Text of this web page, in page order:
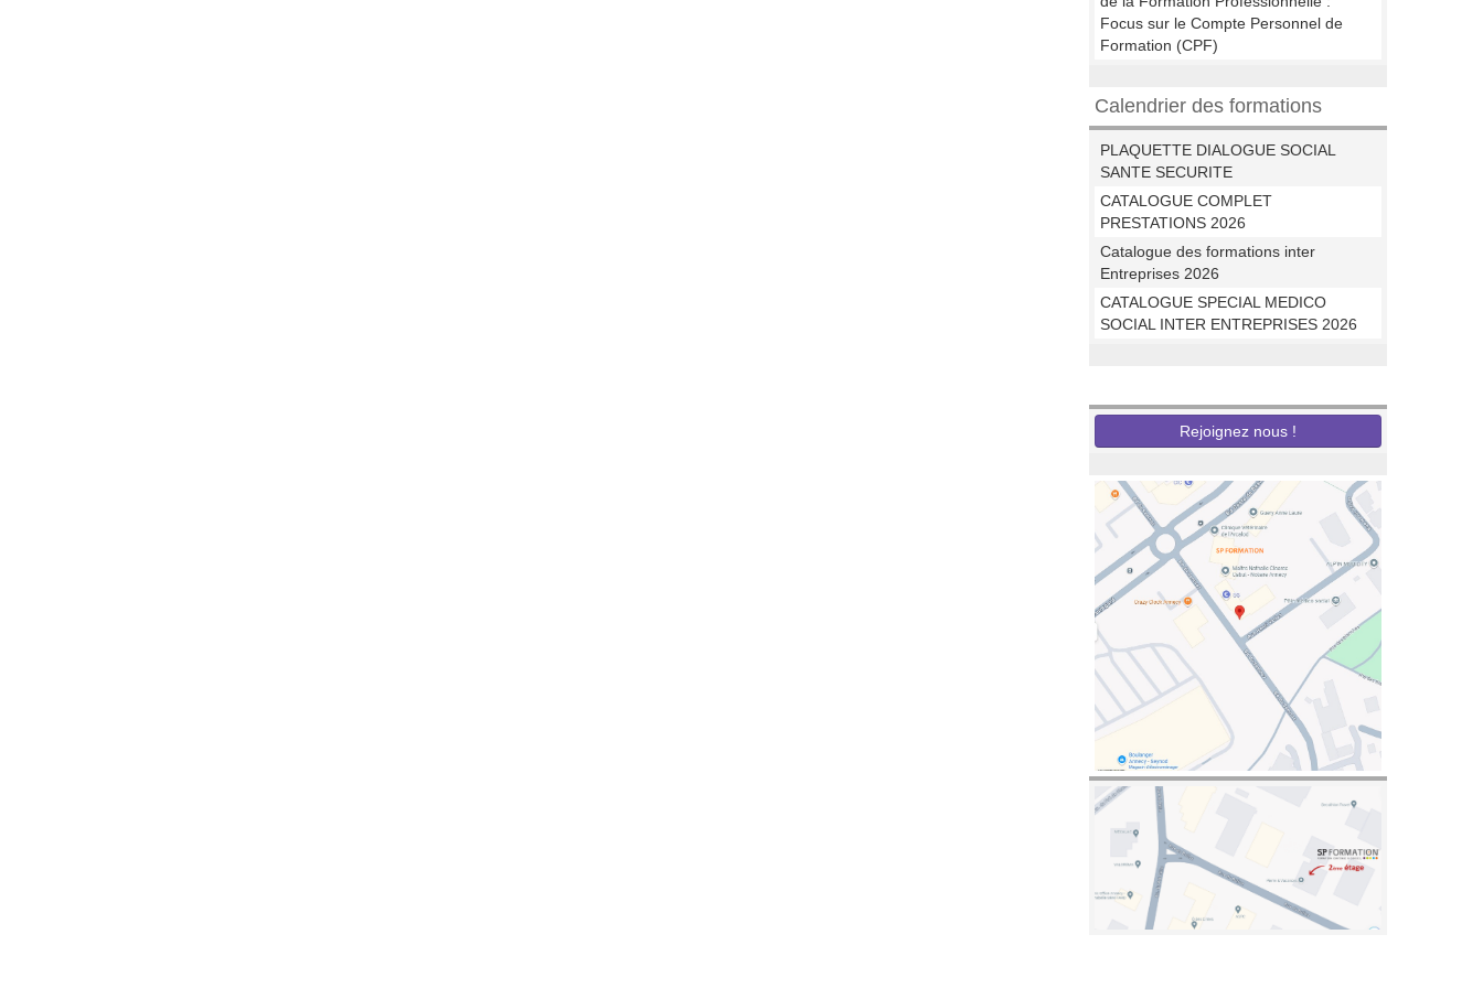
Focus sur le Compte Personnel de
Formation (CPF)
Calendrier des formations
PLAQUETTE DIALOGUE SOCIAL
SANTE SECURITE
CATALOGUE COMPLET
PRESTATIONS 2026
Catalogue des formations inter
Entreprises 2026
CATALOGUE SPECIAL MEDICO
SOCIAL INTER ENTREPRISES 2026
Rejoignez nous !